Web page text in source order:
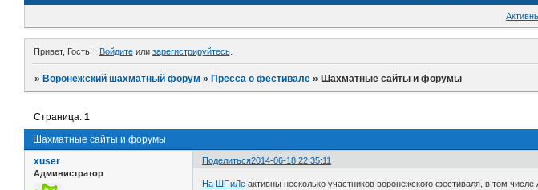
Привет, Гость! Войдитеили зарегистрируйтесь.
»Воронежский шахматный форум »Пресса о фестивале »Шахматные сайты и форумы
Шахматные сайты и форумы
Страница:1
Поделиться2014-06-18 22:35:11
xuser
Администратор
На ШПиЛе активны несколько участников воронежского фестиваля, в том